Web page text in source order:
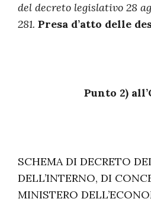
del decreto legislativo 28
281. Presa d’atto delle
Punto 2)
SCHEMA DI DECRETO
DELL’INTERNO, DI
MINISTERO